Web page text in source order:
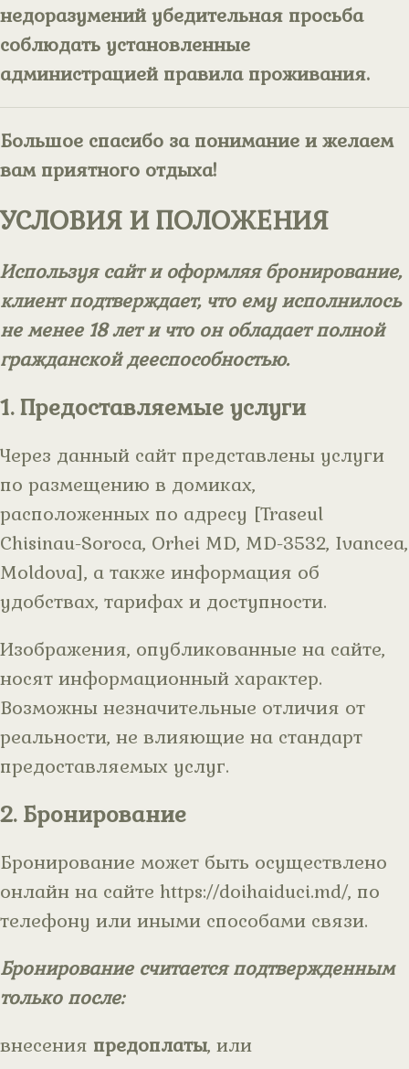
недоразумений убедительная просьба
соблюдать установленные
администрацией правила проживания.
Большое спасибо за понимание и желаем
вам приятного отдыха!
УСЛОВИЯ И ПОЛОЖЕНИЯ
Используя сайт и оформляя бронирование,
клиент подтверждает, что ему исполнилось
не менее 18 лет и что он обладает полной
гражданской дееспособностью.
1. Предоставляемые услуги
Через данный сайт представлены услуги
по размещению в домиках,
расположенных по адресу [Traseul
Chisinau-Soroca, Orhei MD, MD-3532, Ivancea,
Moldova], а также информация об
удобствах, тарифах и доступности.
Изображения, опубликованные на сайте,
носят информационный характер.
Возможны незначительные отличия от
реальности, не влияющие на стандарт
предоставляемых услуг.
2. Бронирование
Бронирование может быть осуществлено
онлайн на сайте https://doihaiduci.md/, по
телефону или иными способами связи.
Бронирование считается подтвержденным
только после:
внесения предоплаты, или